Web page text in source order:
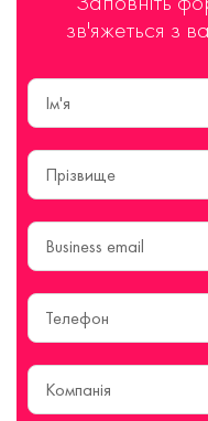
зв'яжеться з